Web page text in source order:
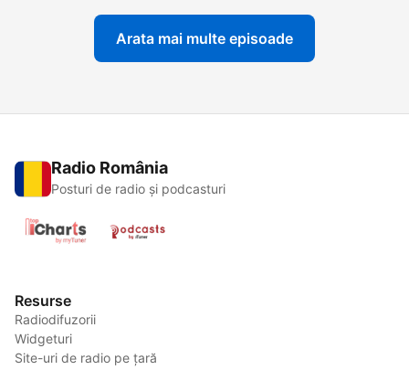
Arata mai multe episoade
Radio România
Posturi de radio și podcasturi
Resurse
Radiodifuzorii
Widgeturi
Site-uri de radio pe țară